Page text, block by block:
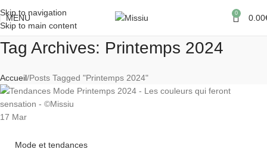
Skip to navigation
Skip to main content
MENU 0 0.00
Tag Archives: Printemps 2024
Accueil Posts Tagged "Printemps 2024"
17 Mar
Mode et tendances